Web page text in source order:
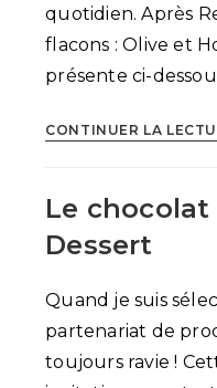
quotidien. Après
flacons : Olive et
présente ci-
CONTINUER LA
Le
Dessert
Quand je suis
partenariat de
toujours ravie !